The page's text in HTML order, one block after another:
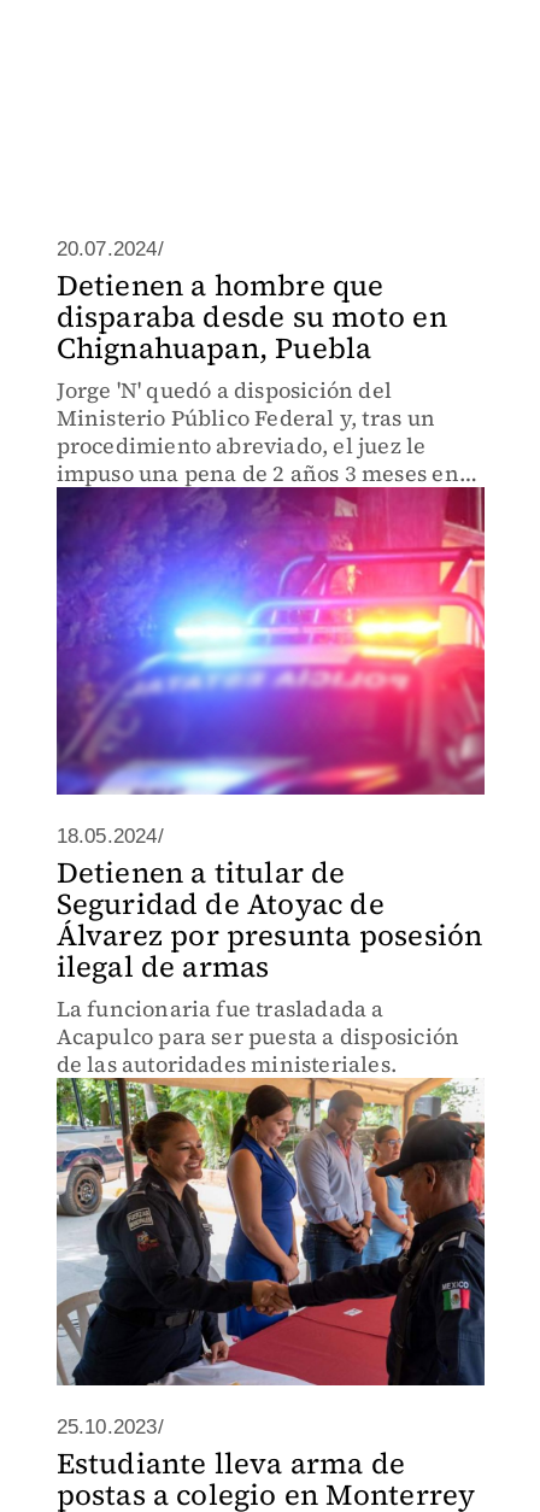
20.07.2024/
Detienen a hombre que
disparaba desde su moto en
Chignahuapan, Puebla
Jorge 'N' quedó a disposición del
Ministerio Público Federal y, tras un
procedimiento abreviado, el juez le
impuso una pena de 2 años 3 meses en
prisión.
18.05.2024/
Detienen a titular de
Seguridad de Atoyac de
Álvarez por presunta posesión
ilegal de armas
La funcionaria fue trasladada a
Acapulco para ser puesta a disposición
de las autoridades ministeriales.
25.10.2023/
Estudiante lleva arma de
postas a colegio en Monterrey